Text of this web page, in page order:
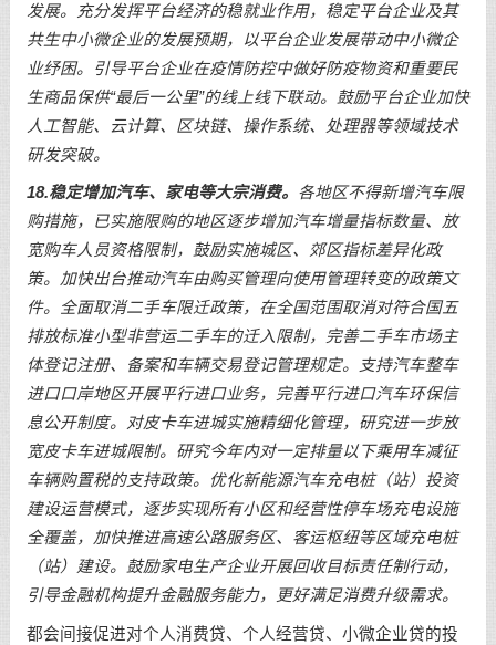
发展。充分发挥平台经济的稳就业作用，稳定平台企业及其
共生中小微企业的发展预期，以平台企业发展带动中小微企
业纾困。引导平台企业在疫情防控中做好防疫物资和重要民
生商品保供“最后一公里”的线上线下联动。鼓励平台企业加快
人工智能、云计算、区块链、操作系统、处理器等领域技术
研发突破。
18.稳定增加汽车、家电等大宗消费。 各地区不得新增汽车限
购措施，已实施限购的地区逐步增加汽车增量指标数量、放
宽购车人员资格限制，鼓励实施城区、郊区指标差异化政
策。加快出台推动汽车由购买管理向使用管理转变的政策文
件。全面取消二手车限迁政策，在全国范围取消对符合国五
排放标准小型非营运二手车的迁入限制，完善二手车市场主
体登记注册、备案和车辆交易登记管理规定。支持汽车整车
进口口岸地区开展平行进口业务，完善平行进口汽车环保信
息公开制度。对皮卡车进城实施精细化管理，研究进一步放
宽皮卡车进城限制。研究今年内对一定排量以下乘用车减征
车辆购置税的支持政策。优化新能源汽车充电桩（站）投资
建设运营模式，逐步实现所有小区和经营性停车场充电设施
全覆盖，加快推进高速公路服务区、客运枢纽等区域充电桩
（站）建设。鼓励家电生产企业开展回收目标责任制行动，
引导金融机构提升金融服务能力，更好满足消费升级需求。
都会间接促进对个人消费贷、个人经营贷、小微企业贷的投